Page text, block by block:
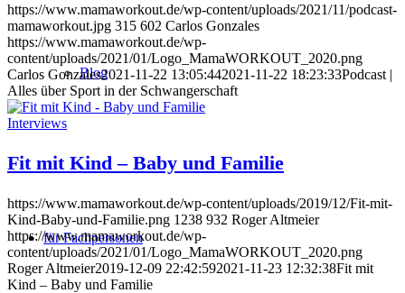
Blog
für Fachpersonen
https://www.mamaworkout.de/wp-content/uploads/2021/11/podcast-
mamaworkout.jpg 315 602 Carlos Gonzales
https://www.mamaworkout.de/wp-
content/uploads/2021/01/Logo_MamaWORKOUT_2020.png
Carlos Gonzales2021-11-22 13:05:442021-11-22 18:23:33Podcast |
Alles über Sport in der Schwangerschaft
Interviews
Fit mit Kind – Baby und Familie
https://www.mamaworkout.de/wp-content/uploads/2019/12/Fit-mit-
Kind-Baby-und-Familie.png 1238 932 Roger Altmeier
https://www.mamaworkout.de/wp-
content/uploads/2021/01/Logo_MamaWORKOUT_2020.png
Roger Altmeier2019-12-09 22:42:592021-11-23 12:32:38Fit mit
Kind – Baby und Familie